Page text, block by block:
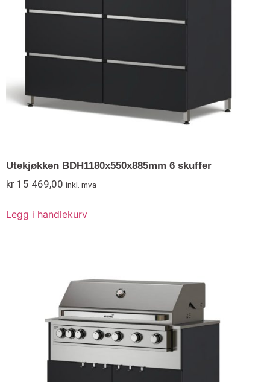
Utekjøkken BDH1180x550x885mm 6 skuffer
kr 15 469,00 inkl. mva
Legg i handlekurv